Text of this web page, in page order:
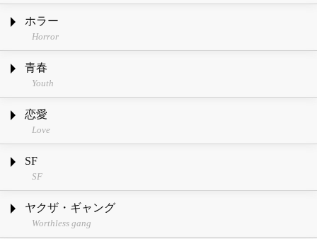
ホラー
Horror
青春
Youth
恋愛
Love
SF
SF
ヤクザ・ギャング
Worthless gang